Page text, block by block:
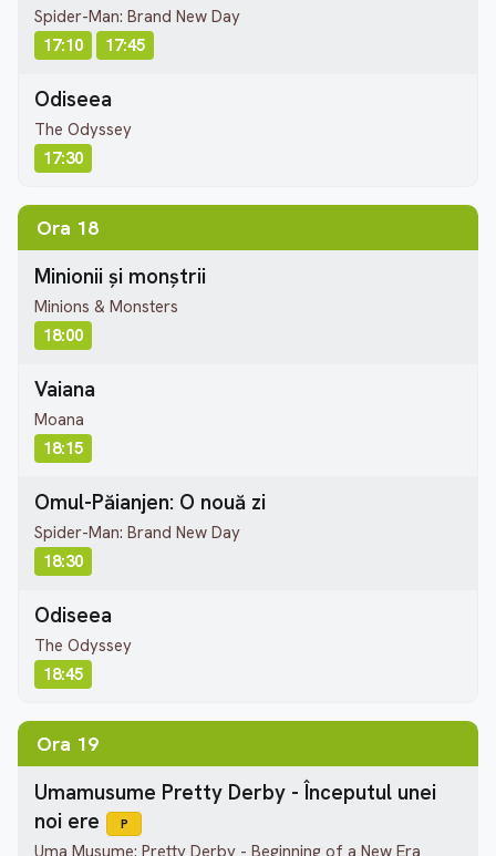
Spider-Man: Brand New Day
17:10
17:45
Odiseea
The Odyssey
17:30
Ora 18
Minionii și monștrii
Minions & Monsters
18:00
Vaiana
Moana
18:15
Omul-Păianjen: O nouă zi
Spider-Man: Brand New Day
18:30
Odiseea
The Odyssey
18:45
Ora 19
Umamusume Pretty Derby - Începutul unei
noi ere
P